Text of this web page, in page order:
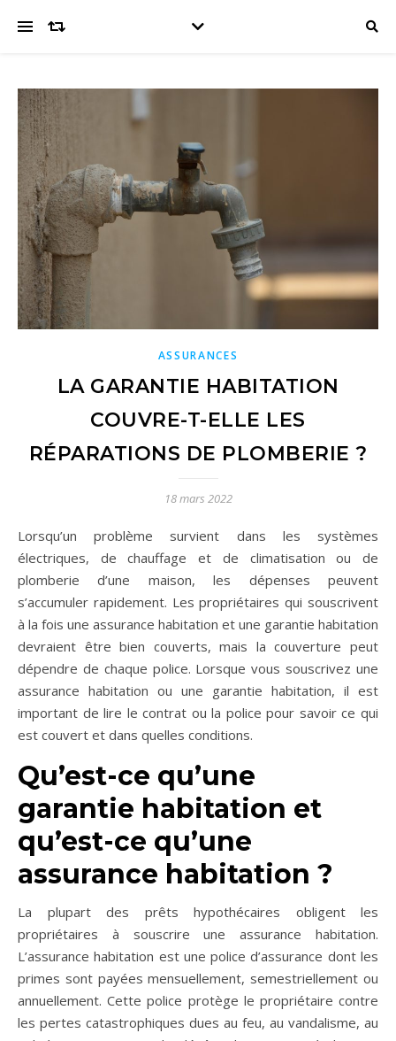
ASSURANCES
LA GARANTIE HABITATION
COUVRE-T-ELLE LES
RÉPARATIONS DE PLOMBERIE ?
18 mars 2022
Lorsqu’un problème survient dans les systèmes
électriques, de chauffage et de climatisation ou de
plomberie d’une maison, les dépenses peuvent
s’accumuler rapidement. Les propriétaires qui souscrivent
à la fois une assurance habitation et une garantie habitation
devraient être bien couverts, mais la couverture peut
dépendre de chaque police. Lorsque vous souscrivez une
assurance habitation ou une garantie habitation, il est
important de lire le contrat ou la police pour savoir ce qui
est couvert et dans quelles conditions.
Qu’est-ce qu’une
garantie habitation et
qu’est-ce qu’une
assurance habitation ?
La plupart des prêts hypothécaires obligent les
propriétaires à souscrire une assurance habitation.
L’assurance habitation est une police d’assurance dont les
primes sont payées mensuellement, semestriellement ou
annuellement. Cette police protège le propriétaire contre
les pertes catastrophiques dues au feu, au vandalisme, au